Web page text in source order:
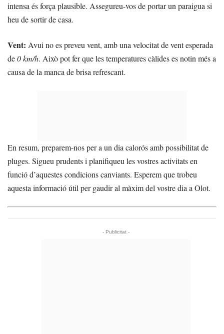
intensa és força plausible. Assegureu-vos de portar un paraigua si
heu de sortir de casa.
Vent: Avui no es preveu vent, amb una velocitat de vent esperada
de0 km/h. Això pot fer que les temperatures càlides es notin més a
causa de la manca de brisa refrescant.
En resum, preparem-nos per a un dia calorós amb possibilitat de
pluges. Sigueu prudents i planifiqueu les vostres activitats en
funció d’aquestes condicions canviants. Esperem que trobeu
aquesta informació útil per gaudir al màxim del vostre dia a Olot.
- Publicitat -